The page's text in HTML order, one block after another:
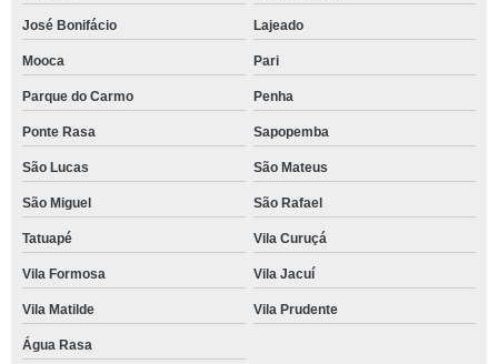
José Bonifácio Lajeado
Mooca Pari
Parque do Carmo Penha
Ponte Rasa Sapopemba
São Lucas São Mateus
São Miguel São Rafael
Tatuapé Vila Curuçá
Vila Formosa Vila Jacuí
Vila Matilde Vila Prudente
Água Rasa